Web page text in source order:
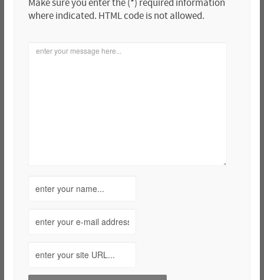
Make sure you enter the (*) required information
where indicated. HTML code is not allowed.